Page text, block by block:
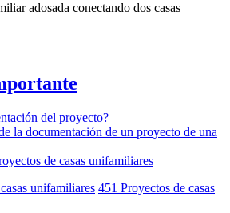
adosada conectando dos casas
del proyecto?
la documentación de un proyecto de una
unifamiliares 451 Proyectos de casas